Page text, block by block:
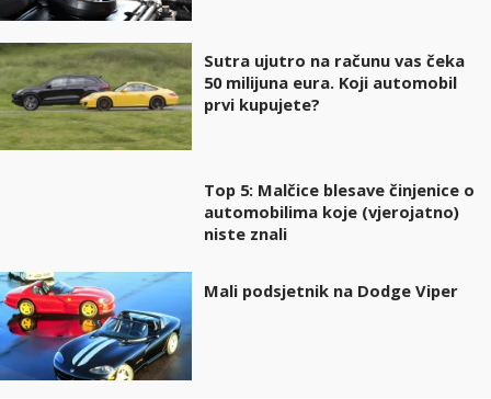
Sutra ujutro na računu vas čeka
50 milijuna eura. Koji automobil
prvi kupujete?
Top 5: Malčice blesave činjenice o
automobilima koje (vjerojatno)
niste znali
Mali podsjetnik na Dodge Viper